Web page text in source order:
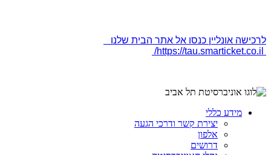
לרכישה אונליין כנסו אל אתר הבית שלנו
מידע כללי
יצירת קשר ודרכי הגעה
אלפון
דרושים